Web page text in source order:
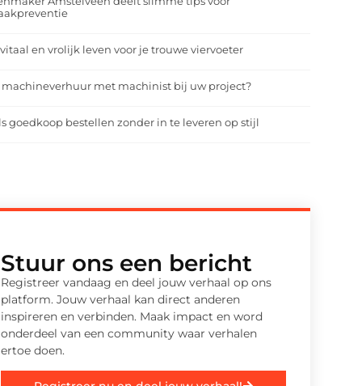
en vrolijk leven voor je trouwe viervoeter
machineverhuur met machinist bij uw project?
goedkoop bestellen zonder in te leveren op stijl
Stuur ons een bericht
Registreer vandaag en deel jouw verhaal op ons
platform. Jouw verhaal kan direct anderen
inspireren en verbinden. Maak impact en word
onderdeel van een community waar verhalen
ertoe doen.